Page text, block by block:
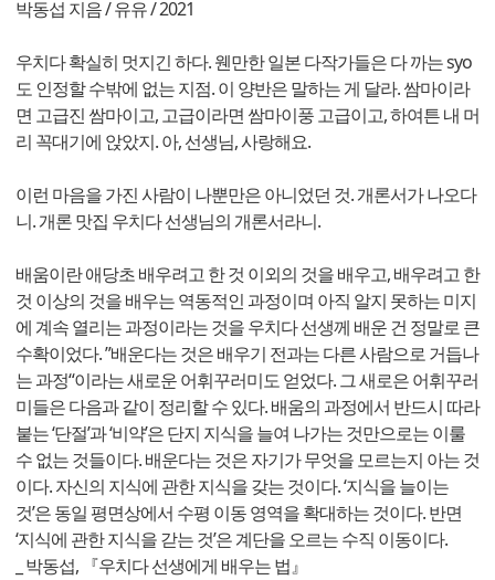
박동섭 지음 / 유유 / 2021
우치다 확실히 멋지긴 하다. 웬만한 일본 다작가들은 다 까는 syo
도 인정할 수밖에 없는 지점. 이 양반은 말하는 게 달라. 쌈마이라
면 고급진 쌈마이고, 고급이라면 쌈마이풍 고급이고, 하여튼 내 머
리 꼭대기에 앉았지. 아, 선생님, 사랑해요.
이런 마음을 가진 사람이 나뿐만은 아니었던 것. 개론서가 나오다
니. 개론 맛집 우치다 선생님의 개론서라니.
배움이란 애당초 배우려고 한 것 이외의 것을 배우고, 배우려고 한
것 이상의 것을 배우는 역동적인 과정이며 아직 알지 못하는 미지
에 계속 열리는 과정이라는 것을 우치다 선생께 배운 건 정말로 큰
수확이었다. ”배운다는 것은 배우기 전과는 다른 사람으로 거듭나
는 과정“이라는 새로운 어휘꾸러미도 얻었다. 그 새로은 어휘꾸러
미들은 다음과 같이 정리할 수 있다. 배움의 과정에서 반드시 따라
붙는 ‘단절’과 ‘비약’은 단지 지식을 늘여 나가는 것만으로는 이룰
수 없는 것들이다. 배운다는 것은 자기가 무엇을 모르는지 아는 것
이다. 자신의 지식에 관한 지식을 갖는 것이다. ‘지식을 늘이는
것’은 동일 평면상에서 수평 이동 영역을 확대하는 것이다. 반면
‘지식에 관한 지식을 갇는 것’은 계단을 오르는 수직 이동이다.
_ 박동섭, 『우치다 선생에게 배우는 법』